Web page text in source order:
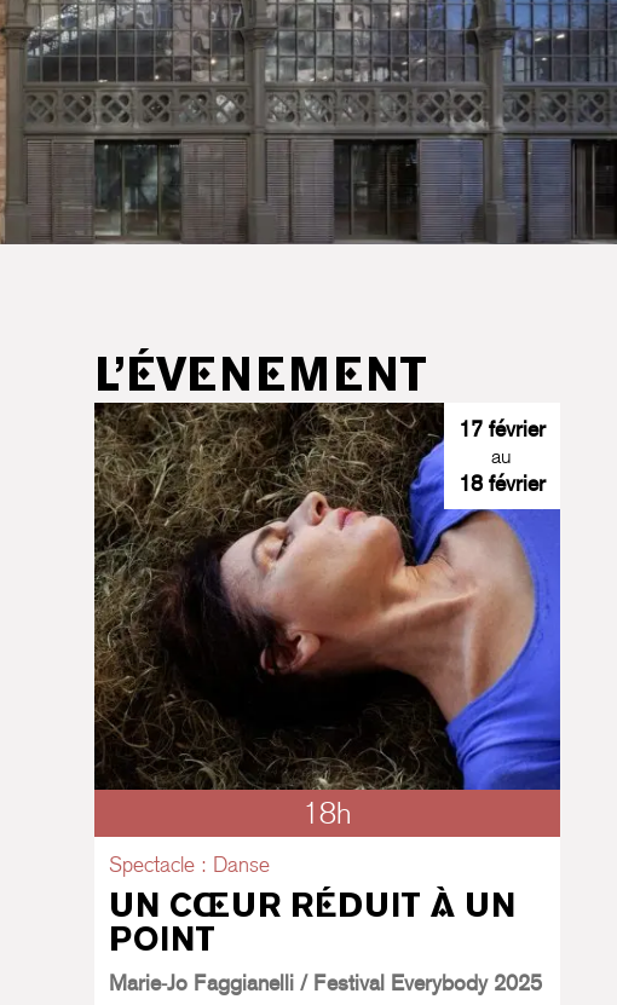
L’ÉVENEMENT
17 février
au
18 février
18h
Spectacle : Danse
UN CŒUR RÉDUIT À UN
POINT
Marie-Jo Faggianelli / Festival Everybody 2025